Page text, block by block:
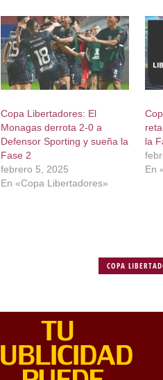
Copa Libertadores: El
Monagas derrota 2-0 a
Defensor Sporting y sueña la
Fase 2
febrero 5, 2025
En «Copa Libertadores»
la
En
COPA